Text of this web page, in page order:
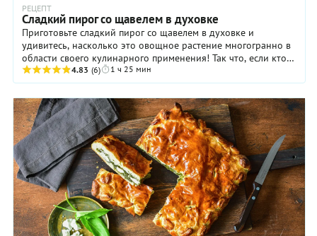
РЕЦЕПТ
Сладкий пирог со щавелем в духовке
Приготовьте сладкий пирог со щавелем в духовке и
удивитесь, насколько это овощное растение многогранно в
области своего кулинарного применения! Так что, если кто-
то вам скажет, что оно годится ...
4.83 (6) 1 ч 25 мин